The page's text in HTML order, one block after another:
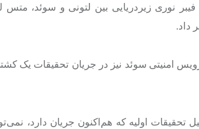
نوری زیردریایی بین لتونی و سوئد، متس
داد.
امنیتی سوئد نیز در جریان تحقیقات یک
تحقیقات اولیه که هم‌اکنون جریان دارد،